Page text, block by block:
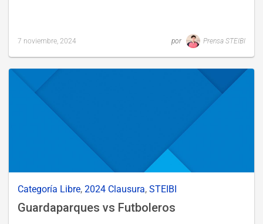
noviembre,
2024
7 noviembre, 2024 por Prensa STEIBI
Categoría Libre, 2024 Clausura, STEIBI
Guardaparques vs Futboleros